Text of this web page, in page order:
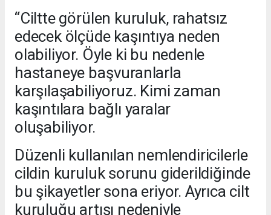
“Ciltte görülen kuruluk, rahatsız
edecek ölçüde kaşıntıya neden
olabiliyor. Öyle ki bu nedenle
hastaneye başvuranlarla
karşılaşabiliyoruz. Kimi zaman
kaşıntılara bağlı yaralar
oluşabiliyor.
Düzenli kullanılan nemlendiricilerle
cildin kuruluk sorunu giderildiğinde
bu şikayetler sona eriyor. Ayrıca cilt
kuruluğu artışı nedeniyle